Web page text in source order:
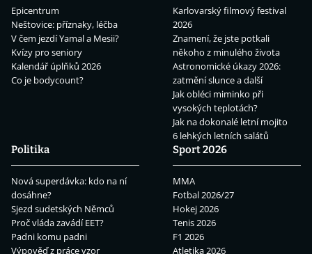
Epicentrum
Neštovice: příznaky, léčba
V čem jezdí Yamal a Mesii?
Kvízy pro seniory
Kalendář úplňků 2026
Co je bodycount?
Karlovarský filmový festival
2026
Znamení, že jste potkali
někoho z minulého života
Astronomické úkazy 2026:
zatmění slunce a další
Jak obléci miminko při
vysokých teplotách?
Jak na dokonalé letní mojito
6 lehkých letních salátů
Politika
Nová superdávka: kdo na ní
dosáhne?
Sjezd sudetských Němců
Proč vláda zavádí EET?
Padni komu padni
Výpověď z práce vzor
Sport 2026
MMA
Fotbal 2026/27
Hokej 2026
Tenis 2026
F1 2026
Atletika 2026